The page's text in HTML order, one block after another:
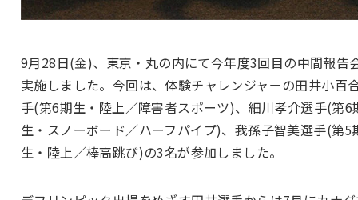
9月28日(金)、東京・丸の内にて今年度3回目の中間報告
実施しました。今回は、体験チャレンジャーの田井小百
手(第6期生・陸上／障害者スポーツ)、細川孝介選手(第6
生・スノーボード／ハーフパイプ)、我孫子智美選手(第5
生・陸上／棒高跳び)の3名が参加しました。